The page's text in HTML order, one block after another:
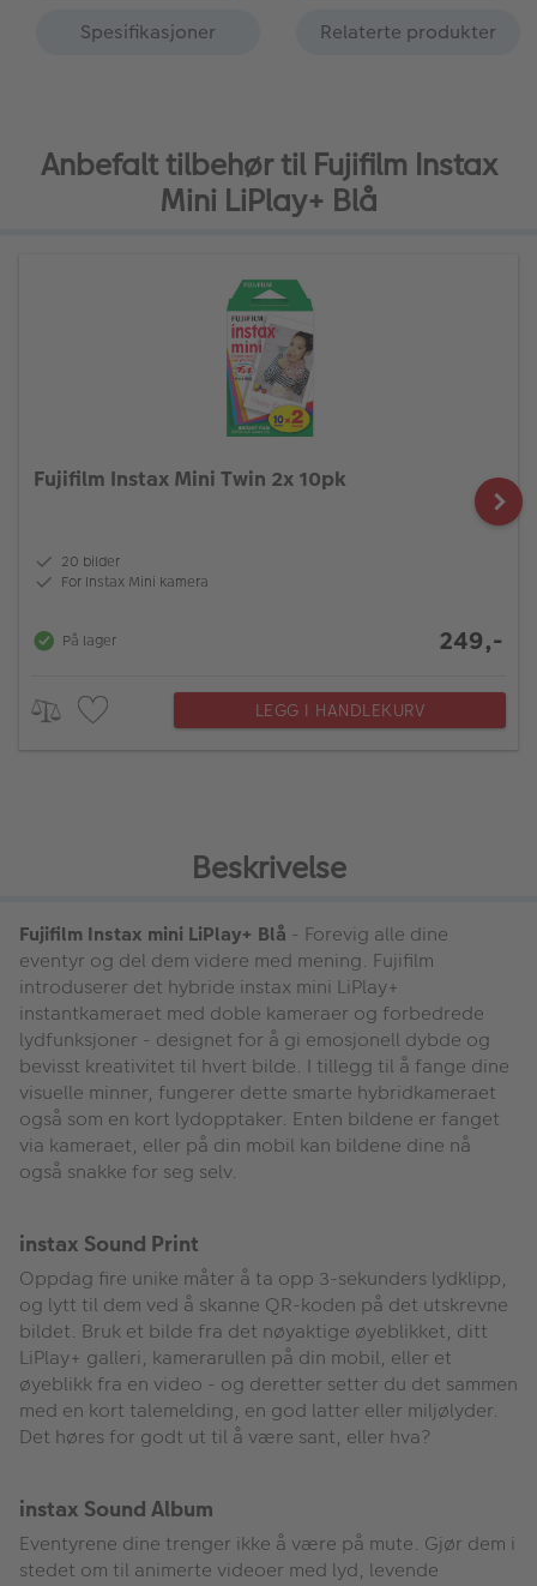
Spesifikasjoner
Relaterte produkter
Anbefalt tilbehør til Fujifilm Instax
Mini LiPlay+ Blå
Fujifilm Instax Mini Twin 2x 10pk
20 bilder
For Instax Mini kamera
På lager 249,-
LEGG I HANDLEKURV
Beskrivelse
Fujifilm Instax mini LiPlay+ Blå - Forevig alle dine
eventyr og del dem videre med mening. Fujifilm
introduserer det hybride instax mini LiPlay+
instantkameraet med doble kameraer og forbedrede
lydfunksjoner - designet for å gi emosjonell dybde og
bevisst kreativitet til hvert bilde. I tillegg til å fange dine
visuelle minner, fungerer dette smarte hybridkameraet
også som en kort lydopptaker. Enten bildene er fanget
via kameraet, eller på din mobil kan bildene dine nå
også snakke for seg selv.
instax Sound Print
Oppdag fire unike måter å ta opp 3-sekunders lydklipp,
og lytt til dem ved å skanne QR-koden på det utskrevne
bildet. Bruk et bilde fra det nøyaktige øyeblikket, ditt
LiPlay+ galleri, kamerarullen på din mobil, eller et
øyeblikk fra en video - og deretter setter du det sammen
med en kort talemelding, en god latter eller miljølyder.
Det høres for godt ut til å være sant, eller hva?
instax Sound Album
Eventyrene dine trenger ikke å være på mute. Gjør dem i
stedet om til animerte videoer med lyd, levende